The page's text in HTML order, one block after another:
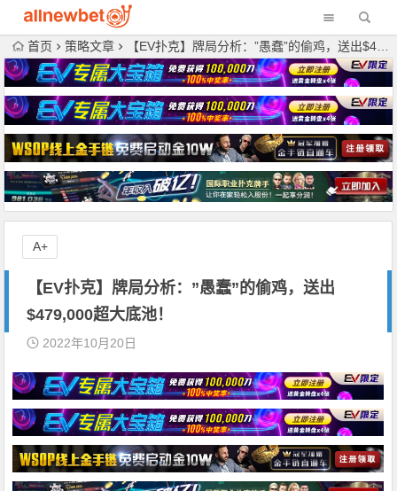
首页 策略文章 【EV扑克】牌局分析：”愚蠢”的偷鸡，送出$479,000超大底池！
【EV扑克】牌局分析：”愚蠢”的偷鸡，送出
$479,000超大底池！
2022年10月20日
A+